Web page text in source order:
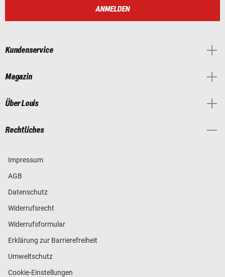
ANMELDEN
Kundenservice
Magazin
Über Louis
Rechtliches
Impressum
AGB
Datenschutz
Widerrufsrecht
Widerrufsformular
Erklärung zur Barrierefreiheit
Umweltschutz
Cookie-Einstellungen